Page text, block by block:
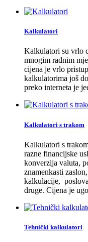
Kalkulatori
Kalkulatori su vrlo
mnogim radnim
cijena je vrlo
kalkulatorima još
preko interneta je
Kalkulatori s trakom
Kalkulatori s
razne financijske
konverzija valuta,
znamenkasti
kalkulacije,
druge. Cijena je
Tehnički kalkulatori